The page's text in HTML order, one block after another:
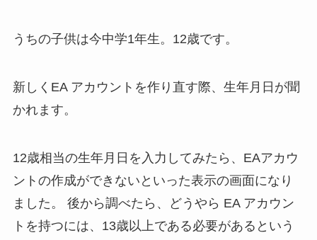
うちの子供は今中学1年生。12歳です。
新しくEA アカウントを作り直す際、生年月日が聞
かれます。
12歳相当の生年月日を入力してみたら、EAアカウ
ントの作成ができないといった表示の画面になり
ました。 後から調べたら、どうやら EA アカウン
トを持つには、13歳以上である必要があるという